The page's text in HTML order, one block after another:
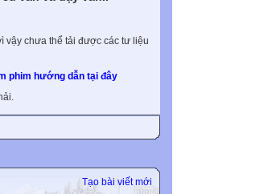
vậy chưa thể tải được các tư liệu
phim hướng dẫn tại đây
Tạo bài viết mới